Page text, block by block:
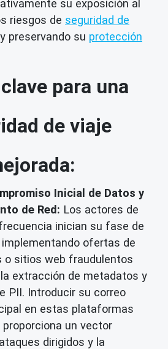
su exposición al
riesgos de seguridad de
y preservando su protección
para una
de viaje
Inicial de Datos y
de Red: Los actores de
inician su fase de
ofertas de
o sitios web fraudulentos
extracción de metadatos y
PII. Introducir su correo
en estas plataformas
un vector
dirigidos y la